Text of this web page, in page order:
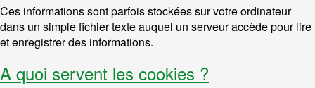
Ces informations sont parfois stockées sur votre ordinateur
dans un simple fichier texte auquel un serveur accède pour lire
et enregistrer des informations.
A quoi servent les cookies ?